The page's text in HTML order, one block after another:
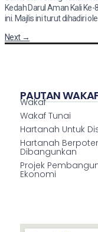
Kedah Darul Aman Kali
ini. Majlis ini turut dihadiri
Next →
PAUTAN
Wakaf
Wakaf Tunai
Hartanah Untuk
Hartanah
Dibangunkan
Projek
Ekonomi